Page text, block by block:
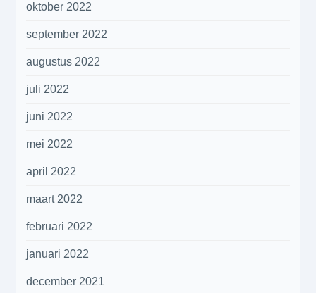
oktober 2022
september 2022
augustus 2022
juli 2022
juni 2022
mei 2022
april 2022
maart 2022
februari 2022
januari 2022
december 2021